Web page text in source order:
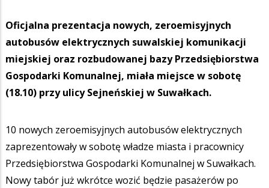
Oficjalna prezentacja nowych, zeroemisyjnych
autobusów elektrycznych suwalskiej komunikacji
miejskiej oraz rozbudowanej bazy Przedsiębiorstwa
Gospodarki Komunalnej, miała miejsce w sobotę
(18.10) przy ulicy Sejneńskiej w Suwałkach.
10 nowych zeroemisyjnych autobusów elektrycznych
zaprezentowały w sobotę władze miasta i pracownicy
Przedsiębiorstwa Gospodarki Komunalnej w Suwałkach.
Nowy tabór już wkrótce wozić będzie pasażerów po